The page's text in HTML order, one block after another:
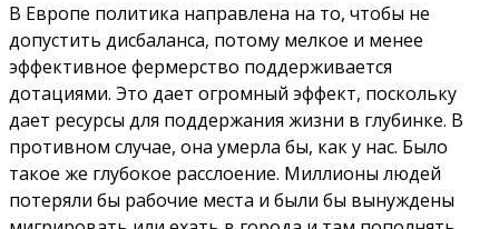
В Европе политика направлена на то, чтобы не
допустить дисбаланса, потому мелкое и менее
эффективное фермерство поддерживается
дотациями. Это дает огромный эффект, поскольку
дает ресурсы для поддержания жизни в глубинке. В
противном случае, она умерла бы, как у нас. Было
такое же глубокое расслоение. Миллионы людей
потеряли бы рабочие места и были бы вынуждены